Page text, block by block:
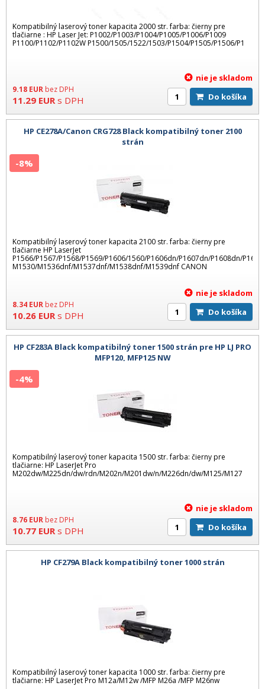
Kompatibilný laserový toner kapacita 2000 str. farba: čierny pre
tlačiarne : HP Laser Jet: P1002/P1003/P1004/P1005/P1006/P1009
P1100/P1102/P1102W P1500/1505/1522/1503/P1504/P1505/P1506/P1
9.18 EUR bez DPH
11.29 EUR s DPH
nie je skladom
Do košíka
HP CE278A/Canon CRG728 Black kompatibilný toner 2100
strán
Kompatibilný laserový toner kapacita 2100 str. farba: čierny pre
tlačiarne HP LaserJet
P1566/P1567/P1568/P1569/P1606/1560/P1606dn/P1607dn/P1608dn/
M1530/M1536dnf/M1537dnf/M1538dnf/M1539dnf CANON
8.34 EUR bez DPH
10.26 EUR s DPH
-8%
nie je skladom
Do košíka
HP CF283A Black kompatibilný toner 1500 strán pre HP LJ PRO
MFP120, MFP125 NW
Kompatibilný laserový toner kapacita 1500 str. farba: čierny pre
tlačiarne: HP LaserJet Pro
M202dw/M225dn/dw/rdn/M202n/M201dw/n/M226dn/dw/M125/M127
8.76 EUR bez DPH
10.77 EUR s DPH
-4%
nie je skladom
Do košíka
HP CF279A Black kompatibilný toner 1000 strán
Kompatibilný laserový toner kapacita 1000 str. farba: čierny pre
tlačiarne: HP LaserJet Pro M12a/M12w /MFP M26a /MFP M26nw